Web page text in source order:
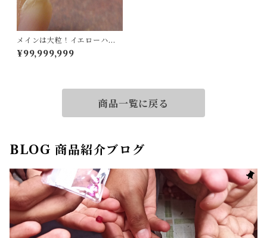
メインは大粒！イエローハー
ト！K18ダイヤリング 11号
¥99,999,999
商品一覧に戻る
BLOG 商品紹介ブログ